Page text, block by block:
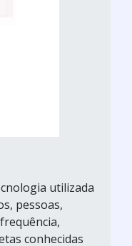
utilizada
pessoas,
conhecidas